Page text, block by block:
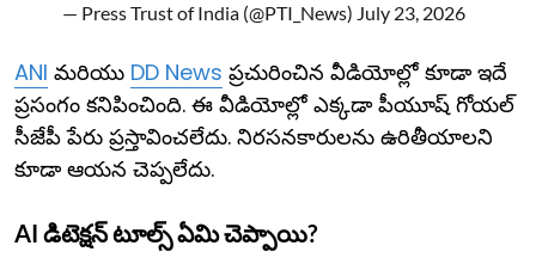
— Press Trust of India (@PTI_News) July 23, 2026
ANI మరియు DD News ప్రచురించిన వీడియోల్లో కూడా ఇదే
ప్రసంగం కనిపించింది. ఈ వీడియోల్లో ఎక్కడా పీయూష్ గోయల్
సీజేపీ పేరు ప్రస్తావించలేదు. నిరసనకారులను ఉరితీయాలని
కూడా ఆయన చెప్పలేదు.
AI డిటెక్షన్ టూల్స్ ఏమి చెప్పాయి?